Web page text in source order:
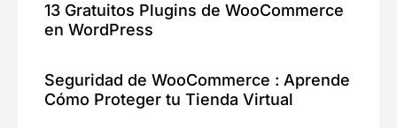
13 Gratuitos Plugins de WooCommerce
en WordPress
Seguridad de WooCommerce : Aprende
Cómo Proteger tu Tienda Virtual